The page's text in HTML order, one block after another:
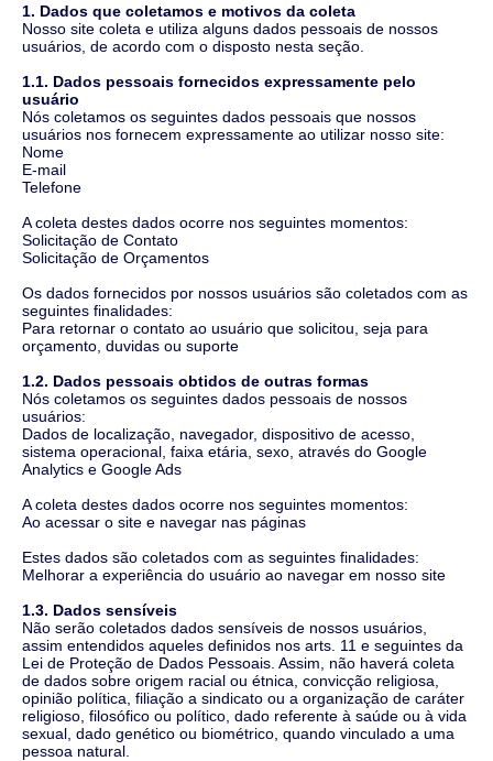
1. Dados que coletamos e motivos da coleta
Nosso site coleta e utiliza alguns dados pessoais de nossos
usuários, de acordo com o disposto nesta seção.
1.1. Dados pessoais fornecidos expressamente pelo
usuário
Nós coletamos os seguintes dados pessoais que nossos
usuários nos fornecem expressamente ao utilizar nosso site:
Nome
E-mail
Telefone
A coleta destes dados ocorre nos seguintes momentos:
Solicitação de Contato
Solicitação de Orçamentos
Os dados fornecidos por nossos usuários são coletados com as
seguintes finalidades:
Para retornar o contato ao usuário que solicitou, seja para
orçamento, duvidas ou suporte
1.2. Dados pessoais obtidos de outras formas
Nós coletamos os seguintes dados pessoais de nossos
usuários:
Dados de localização, navegador, dispositivo de acesso,
sistema operacional, faixa etária, sexo, através do Google
Analytics e Google Ads
A coleta destes dados ocorre nos seguintes momentos:
Ao acessar o site e navegar nas páginas
Estes dados são coletados com as seguintes finalidades:
Melhorar a experiência do usuário ao navegar em nosso site
1.3. Dados sensíveis
Não serão coletados dados sensíveis de nossos usuários,
assim entendidos aqueles definidos nos arts. 11 e seguintes da
Lei de Proteção de Dados Pessoais. Assim, não haverá coleta
de dados sobre origem racial ou étnica, convicção religiosa,
opinião política, filiação a sindicato ou a organização de caráter
religioso, filosófico ou político, dado referente à saúde ou à vida
sexual, dado genético ou biométrico, quando vinculado a uma
pessoa natural.